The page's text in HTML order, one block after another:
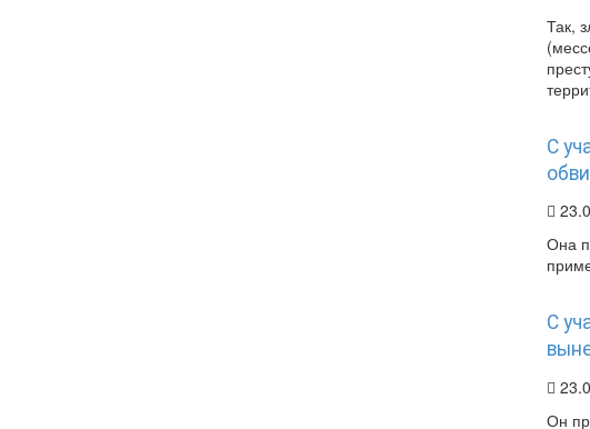
Так,
С
Она
С
Он